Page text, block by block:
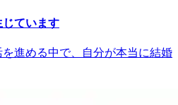
ています
進める中で、自分が本当に結婚